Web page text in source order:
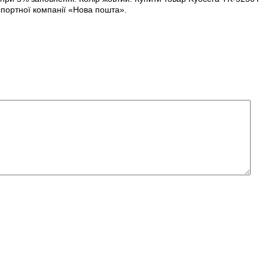
компанії «Нова пошта».